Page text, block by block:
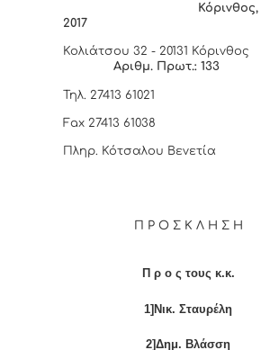
Κόρινθος,
2017
Κολιάτσου 32 - 20131 Κόρινθος
Αριθμ. Πρωτ.: 133
Τηλ. 27413 61021
Fax 27413 61038
Πληρ. Κότσαλου Βενετία
Π Ρ Ο Σ Κ Λ Η Σ Η
Π ρ ο ς τους κ.κ.
1]Νικ. Σταυρέλη
2]Δημ. Βλάσση